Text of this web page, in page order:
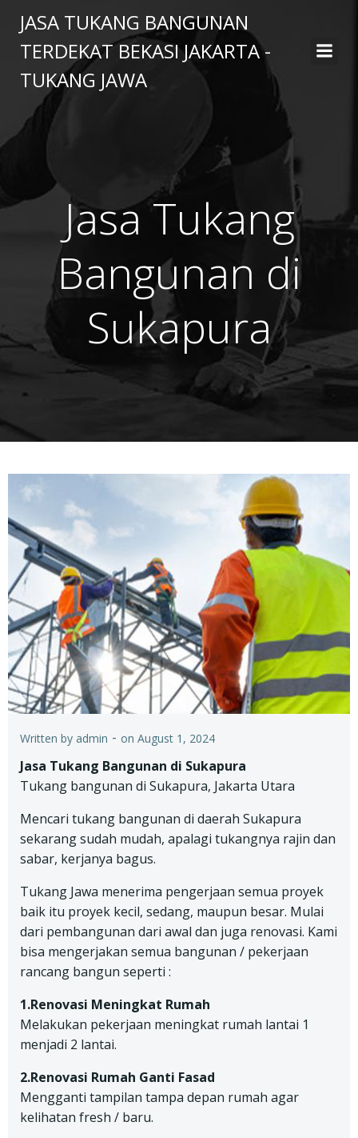
to
content
JASA TUKANG BANGUNAN
TERDEKAT BEKASI JAKARTA -
TUKANG JAWA
Jasa Tukang
Bangunan di
Sukapura
Written by admin - on August 1, 2024
Jasa Tukang Bangunan di Sukapura
Tukang bangunan di Sukapura, Jakarta Utara
Mencari tukang bangunan di daerah Sukapura
sekarang sudah mudah, apalagi tukangnya rajin dan
sabar, kerjanya bagus.
Tukang Jawa menerima pengerjaan semua proyek
baik itu proyek kecil, sedang, maupun besar. Mulai
dari pembangunan dari awal dan juga renovasi. Kami
bisa mengerjakan semua bangunan / pekerjaan
rancang bangun seperti :
1.Renovasi Meningkat Rumah
Melakukan pekerjaan meningkat rumah lantai 1
menjadi 2 lantai.
2.Renovasi Rumah Ganti Fasad
Mengganti tampilan tampa depan rumah agar
kelihatan fresh / baru.